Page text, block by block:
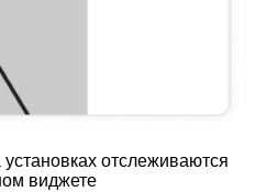
отслеживаются
виджете